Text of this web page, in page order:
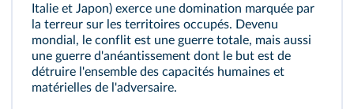
Italie et Japon) exerce une domination marquée par
la terreur sur les territoires occupés. Devenu
mondial, le conflit est une guerre totale, mais aussi
une guerre d'anéantissement dont le but est de
détruire l'ensemble des capacités humaines et
matérielles de l'adversaire.